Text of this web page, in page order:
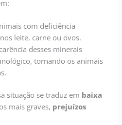
com deficiência
leite, carne ou ovos.
desses minerais
tornando os animais
situação se traduz em baixa
mais graves, prejuízos